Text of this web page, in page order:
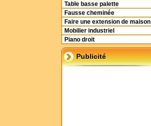
Table basse palette
Fausse cheminée
Faire une extension de maison
Mobilier industriel
Piano droit
Publicité